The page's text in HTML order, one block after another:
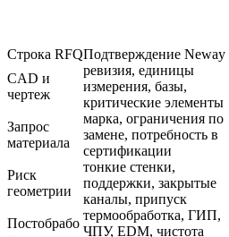
Строка RFQПодтверждение Neway
CAD и
чертеж
ревизия, единицы
измерения, базы,
критические элементы
Запрос
материала
марка, ограничения по
замене, потребность в
сертификации
Риск
геометрии
тонкие стенки,
поддержки, закрытые
каналы, припуск
Постобрабо
термообработка, ГИП,
ЧПУ, EDM, чистота